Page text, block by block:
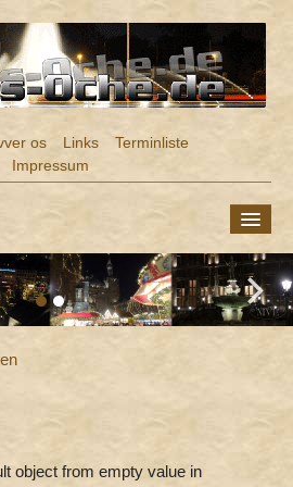
os Links
Terminliste
Impressum
object from empty value in